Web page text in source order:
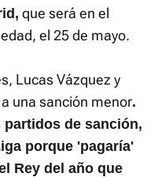
que será en el
el 25 de mayo.
Lucas Vázquez y
una sanción menor.
de sanción,
porque 'pagaría'
Rey del año que